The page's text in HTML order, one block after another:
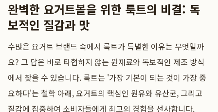
완벽한 요거트볼을 위한 룩트의 비결: 독
보적인 질감과 맛
수많은 요거트 브랜드 속에서 룩트가 특별한 이유는 무엇일까
요? 그 답은 바로 타협하지 않는 원재료와 독보적인 제조 방식
에서 찾을 수 있습니다. 룩트는 '가장 기본이 되는 것이 가장 중
요하다'는 철학 아래, 요거트의 핵심인 원유와 유산균, 그리고
질감에 집중하여 소비자들에게 최고의 경험을 선사합니다.